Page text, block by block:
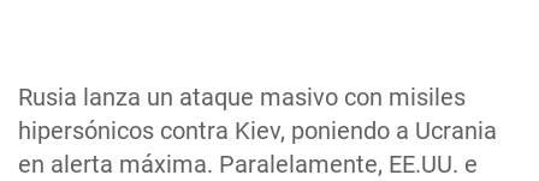
Rusia lanza un ataque masivo con misiles
hipersónicos contra Kiev, poniendo a Ucrania
en alerta máxima. Paralelamente, EE.UU. e